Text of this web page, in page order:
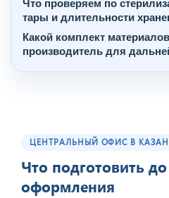
Что проверяем по
тары и длительности
Какой комплект
производитель для
ЦЕНТРАЛЬНЫЙ ОФИС В
Что подготовить до
оформления